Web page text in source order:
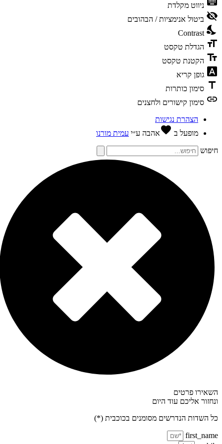
ניווט מקלדת
visibility_off ביטול אנימציות / הבהובים
nights_stay
Contrast
format_size הגדלת טקסט
text_fields הקטנת טקסט
font_download גופן קריא
title סימון כותרות
link סימון קישורים ולחצנים
הצהרת נגישות
מופעל בfavoriteאהבהע״יעמית מורנו
חיפוש
השאירו פרטים
ונחזור אליכם עוד היום
כל השדות הנדרשים מסומנים בכוכבית (*)
first_name